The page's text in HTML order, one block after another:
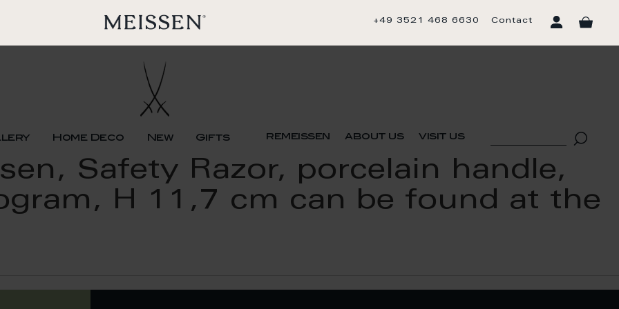
+49 3521 468 6630 Contact
Home Deco New Gifts remeissen about us visit us
Safety Razor, porcelain handle,
H 11,7 cm can be found at the